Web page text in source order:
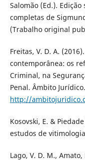
Salomão (Ed.).
completas de
(Trabalho original
Freitas, V. D. A.
contemporânea: os
Criminal, na
Penal. Âmbito
http://
Kosovski, E. &
estudos de
Lago, V. D. M., Amato,